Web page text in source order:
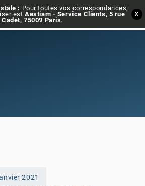
X
: Pour toutes vos correspondances,
estAestiam - Service Clients, 5 rue
Cadet, 75009 Paris.
2021